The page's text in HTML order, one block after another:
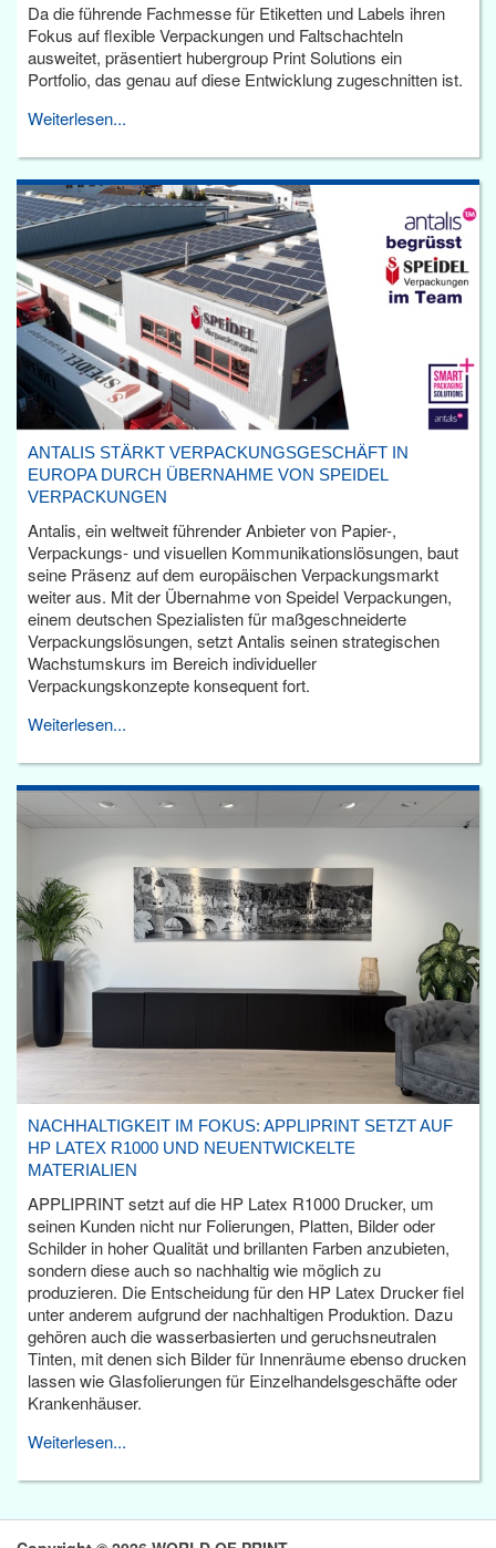
Da die führende Fachmesse für Etiketten und Labels ihren
Fokus auf flexible Verpackungen und Faltschachteln
ausweitet, präsentiert hubergroup Print Solutions ein
Portfolio, das genau auf diese Entwicklung zugeschnitten ist.
Weiterlesen...
ANTALIS STÄRKT VERPACKUNGSGESCHÄFT IN
EUROPA DURCH ÜBERNAHME VON SPEIDEL
VERPACKUNGEN
Antalis, ein weltweit führender Anbieter von Papier-,
Verpackungs- und visuellen Kommunikationslösungen, baut
seine Präsenz auf dem europäischen Verpackungsmarkt
weiter aus. Mit der Übernahme von Speidel Verpackungen,
einem deutschen Spezialisten für maßgeschneiderte
Verpackungslösungen, setzt Antalis seinen strategischen
Wachstumskurs im Bereich individueller
Verpackungskonzepte konsequent fort.
Weiterlesen...
NACHHALTIGKEIT IM FOKUS: APPLIPRINT SETZT AUF
HP LATEX R1000 UND NEUENTWICKELTE
MATERIALIEN
APPLIPRINT setzt auf die HP Latex R1000 Drucker, um
seinen Kunden nicht nur Folierungen, Platten, Bilder oder
Schilder in hoher Qualität und brillanten Farben anzubieten,
sondern diese auch so nachhaltig wie möglich zu
produzieren. Die Entscheidung für den HP Latex Drucker fiel
unter anderem aufgrund der nachhaltigen Produktion. Dazu
gehören auch die wasserbasierten und geruchsneutralen
Tinten, mit denen sich Bilder für Innenräume ebenso drucken
lassen wie Glasfolierungen für Einzelhandelsgeschäfte oder
Krankenhäuser.
Weiterlesen...